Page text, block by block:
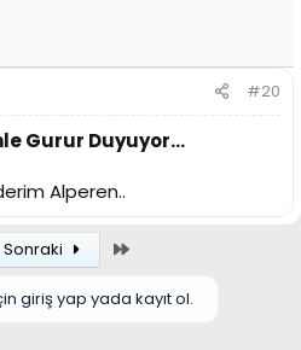
#20
Gurur Duyuyor...
Alperen..
Sonraki
giriş yap yada kayıt ol.